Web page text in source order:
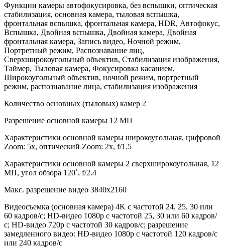
Функции камеры автофокусировка, без вспышки, оптическая
стабилизация, основная камера, тыловая вспышка,
фронтальная вспышка, фронтальная камера, HDR, Автофокус,
Вспышка, Двойная вспышка, Двойная камера, Двойная
фронтальная камера, Запись видео, Ночной режим,
Портретный режим, Распознавание лиц,
Сверхширокоугольный объектив, Стабилизация изображения,
Таймер, Тыловая камера, Фокусировка касанием,
Широкоугольный объектив, ночной режим, портретный
режим, распознавание лица, стабилизация изображения
Количество основных (тыловых) камер 2
Разрешение основной камеры 12 МП
Характеристики основной камеры широкоугольная, цифровой
Zoom: 5x, оптический Zoom: 2x, f/1.5
Характеристики основной камеры 2 сверхширокоугольная, 12
МП, угол обзора 120˚, f/2.4
Макс. разрешение видео 3840x2160
Видеосъемка (основная камера) 4K с частотой 24, 25, 30 или
60 кадров/с; HD-видео 1080p с частотой 25, 30 или 60 кадров/
с; HD-видео 720p с частотой 30 кадров/с; разрешение
замедленного видео: HD-видео 1080р c частотой 120 кадров/с
или 240 кадров/с